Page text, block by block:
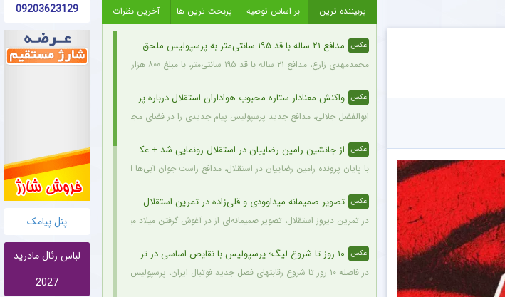
09203623129
پنل پیامک
لباس رئال مادرید
2027
پربیننده ترین بر اساس توصیه پربحث ترین ها آخرین نظرات
عکس مدافع ۲۱ ساله با قد ۱۹۵ سانتی‌متر به پرسپولیس ملحق شد + عکس
محمدمهدی زارع، مدافع ۲۱ ساله با قد ۱۹۵ سانتی‌متر، با مبلغ ۸۰۰ هزار دلار از اخمت گروژنی به پرسپولیس پیوست.
عکس واکنش معنادار ستاره محبوب هواداران استقلال درباره پرسپولیس + عکس
ابوالفضل جلالی، مدافع جدید پرسپولیس پیام جدیدی را در فضای مجازی به اشتراک گذاشت: تمام قلبم
عکس از جانشین رامین رضاییان در استقلال رونمایی شد + عکس
با پایان پرونده رامین رضاییان در استقلال، مدافع راست جوان آبی‌ها انگیزه بیشتری برای شروع فصل پیدا
عکس تصویر صمیمانه میداوودی و قلی‌زاده در تمرین استقلال + عکس
در تمرین دیروز استقلال، تصویر صمیمانه‌ای از در آغوش گرفتن میلاد میداوودی (مربی مهاجمان) و
عکس ۱۰ روز تا شروع لیگ؛ پرسپولیس با نقایص اساسی در ترکیب + عکس
در فاصله ۱۰ روز تا شروع رقابتهای فصل جدید فوتبال ایران، پرسپولیس پنج جای خالی در فهرست بزرگسالان خود می‌بیند و البته نقایصی که در صورت عدم تکمیل تیم، میتواند آسیب بزرگی را در طول فصل به این تیم بزند. سرخپوشان در این پنجره نقل و انتقالات ۸ خرید را انجام دادند اما باتوجه به ضعف اسکواد فصل گذشته و همچنین کنار گذاشتن شش بازیکن، همچنان چند پست در تیم پرسپولیس خالی است.